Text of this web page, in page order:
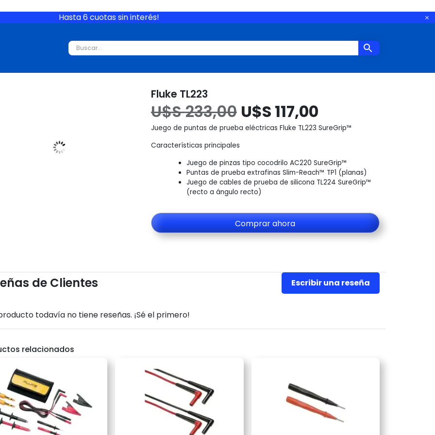
Hasta 6 cuotas sin interés!
Fluke TL223
U$S233,00 El
precio
original
era:
233,00.
U$S 117,00El
precio
actual
es:
117,00.
Juego de puntas de prueba eléctricas Fluke TL223 SureGrip™
Características principales
Juego de pinzas tipo cocodrilo AC220 SureGrip™
Puntas de prueba extrafinas Slim-Reach™ TP1 (planas)
Juego de cables de prueba de silicona TL224 SureGrip™
(recto a ángulo recto)
Comprar ahora
de Clientes Escribir una reseña
todavía no tiene reseñas. ¡Sé el primero!
relacionados